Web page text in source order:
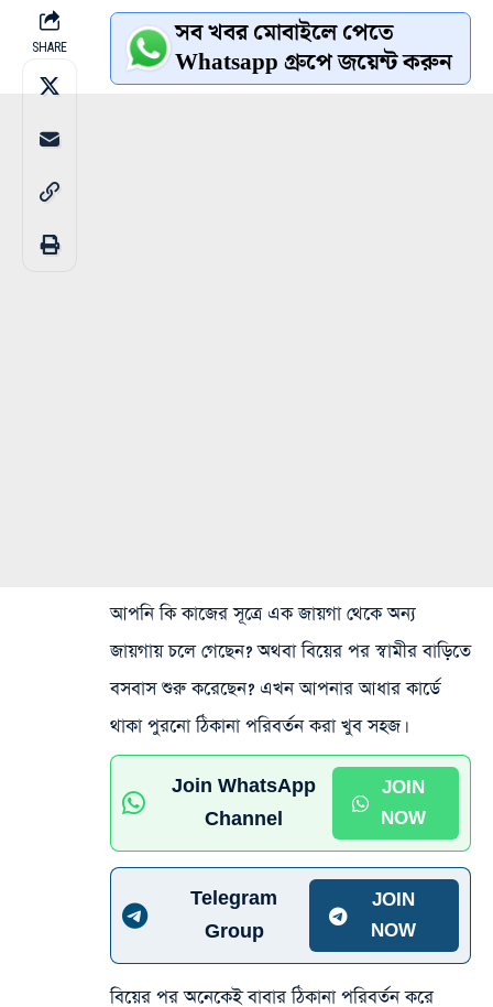
SHARE সব খবর মোবাইলে পেতে
Whatsapp গ্রুপে জয়েন্ট করুন
আপনি কি কাজের সূত্রে এক জায়গা থেকে অন্য
জায়গায় চলে গেছেন? অথবা বিয়ের পর স্বামীর বাড়িতে
বসবাস শুরু করেছেন? এখন আপনার আধার কার্ডে
থাকা পুরনো ঠিকানা পরিবর্তন করা খুব সহজ।
Join WhatsApp
Channel
JOIN
NOW
Telegram
Group
JOIN
NOW
বিয়ের পর অনেকেই বাবার ঠিকানা পরিবর্তন করে